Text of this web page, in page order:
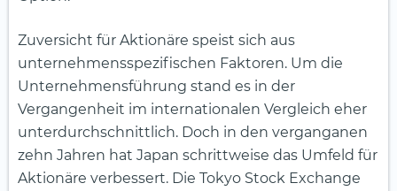
Zuversicht für Aktionäre speist sich aus
unternehmensspezifischen Faktoren. Um die
Unternehmensführung stand es in der
Vergangenheit im internationalen Vergleich eher
unterdurchschnittlich. Doch in den verganganen
zehn Jahren hat Japan schrittweise das Umfeld für
Aktionäre verbessert. Die Tokyo Stock Exchange